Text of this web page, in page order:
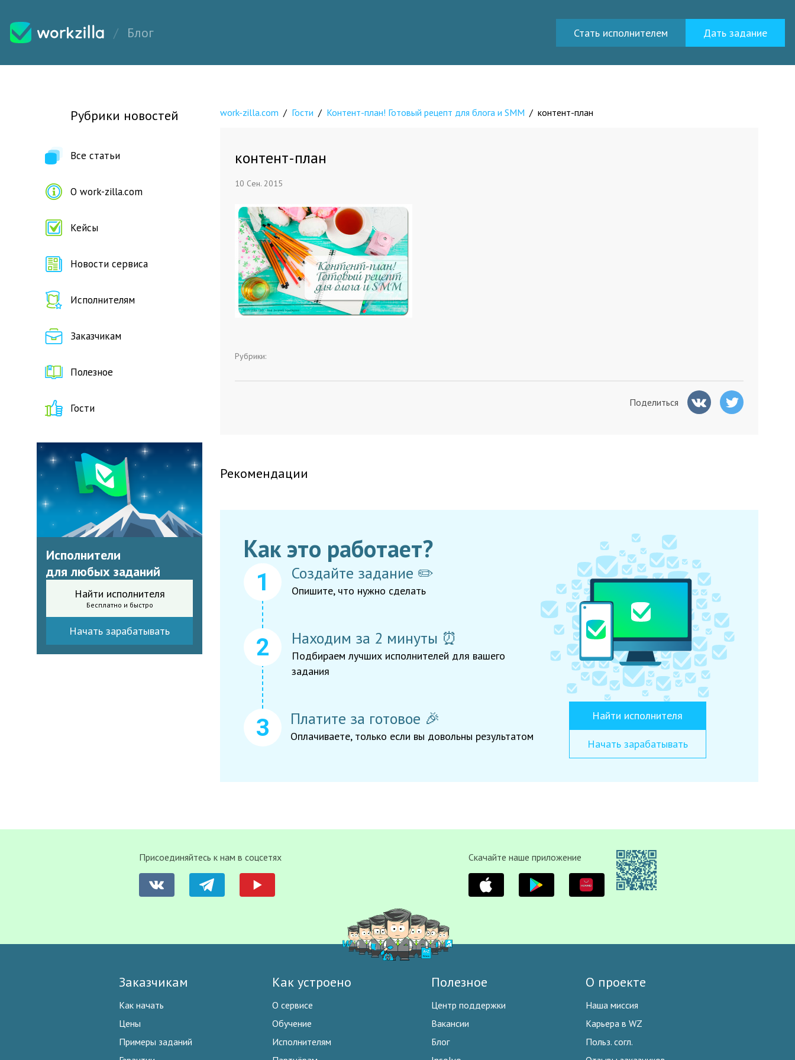
Блог Стать исполнителем Дать задание
Рубрики новостей
Все статьи
О work-zilla.com
Кейсы
Новости сервиса
Исполнителям
Заказчикам
Полезное
Гости
Исполнители
для любых заданий
Найти исполнителя
Бесплатно и быстро
Начать зарабатывать
work-zilla.com / Гости / Контент-план! Готовый рецепт для блога и SMM / контент-план
контент-план
10 Сен. 2015
Рубрики:
Поделиться
Рекомендации
Как это работает?
Создайте задание ✏️
Опишите, что нужно сделать
Находим за 2 минуты ⏰
Подбираем лучших исполнителей для вашего
задания
Платите за готовое 🎉
Оплачиваете, только если вы довольны результатом
Найти исполнителя
Начать зарабатывать
Присоединяйтесь к нам в соцсетях Скачайте наше приложение
Заказчикам
Как начать
Цены
Примеры заданий
Как устроено
О сервисе
Обучение
Исполнителям
Полезное
Центр поддержки
Вакансии
Блог
О проекте
Наша миссия
Карьера в WZ
Польз. согл.